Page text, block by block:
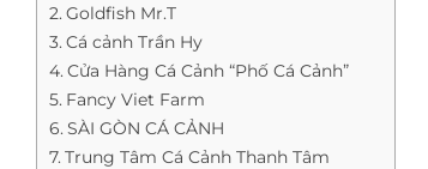
Goldfish Mr.T
Cá cảnh Trần Hy
Cửa Hàng Cá Cảnh “Phố Cá Cảnh”
Fancy Viet Farm
SÀI GÒN CÁ CẢNH
Trung Tâm Cá Cảnh Thanh Tâm